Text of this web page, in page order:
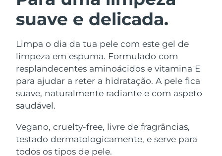
suave e delicada.
Limpa o dia da tua pele com este gel de
limpeza em espuma. Formulado com
resplandecentes aminoácidos e vitamina E
para ajudar a reter a hidratação. A pele fica
suave, naturalmente radiante e com aspeto
saudável.
Vegano, cruelty-free, livre de fragrâncias,
testado dermatologicamente, e serve para
todos os tipos de pele.